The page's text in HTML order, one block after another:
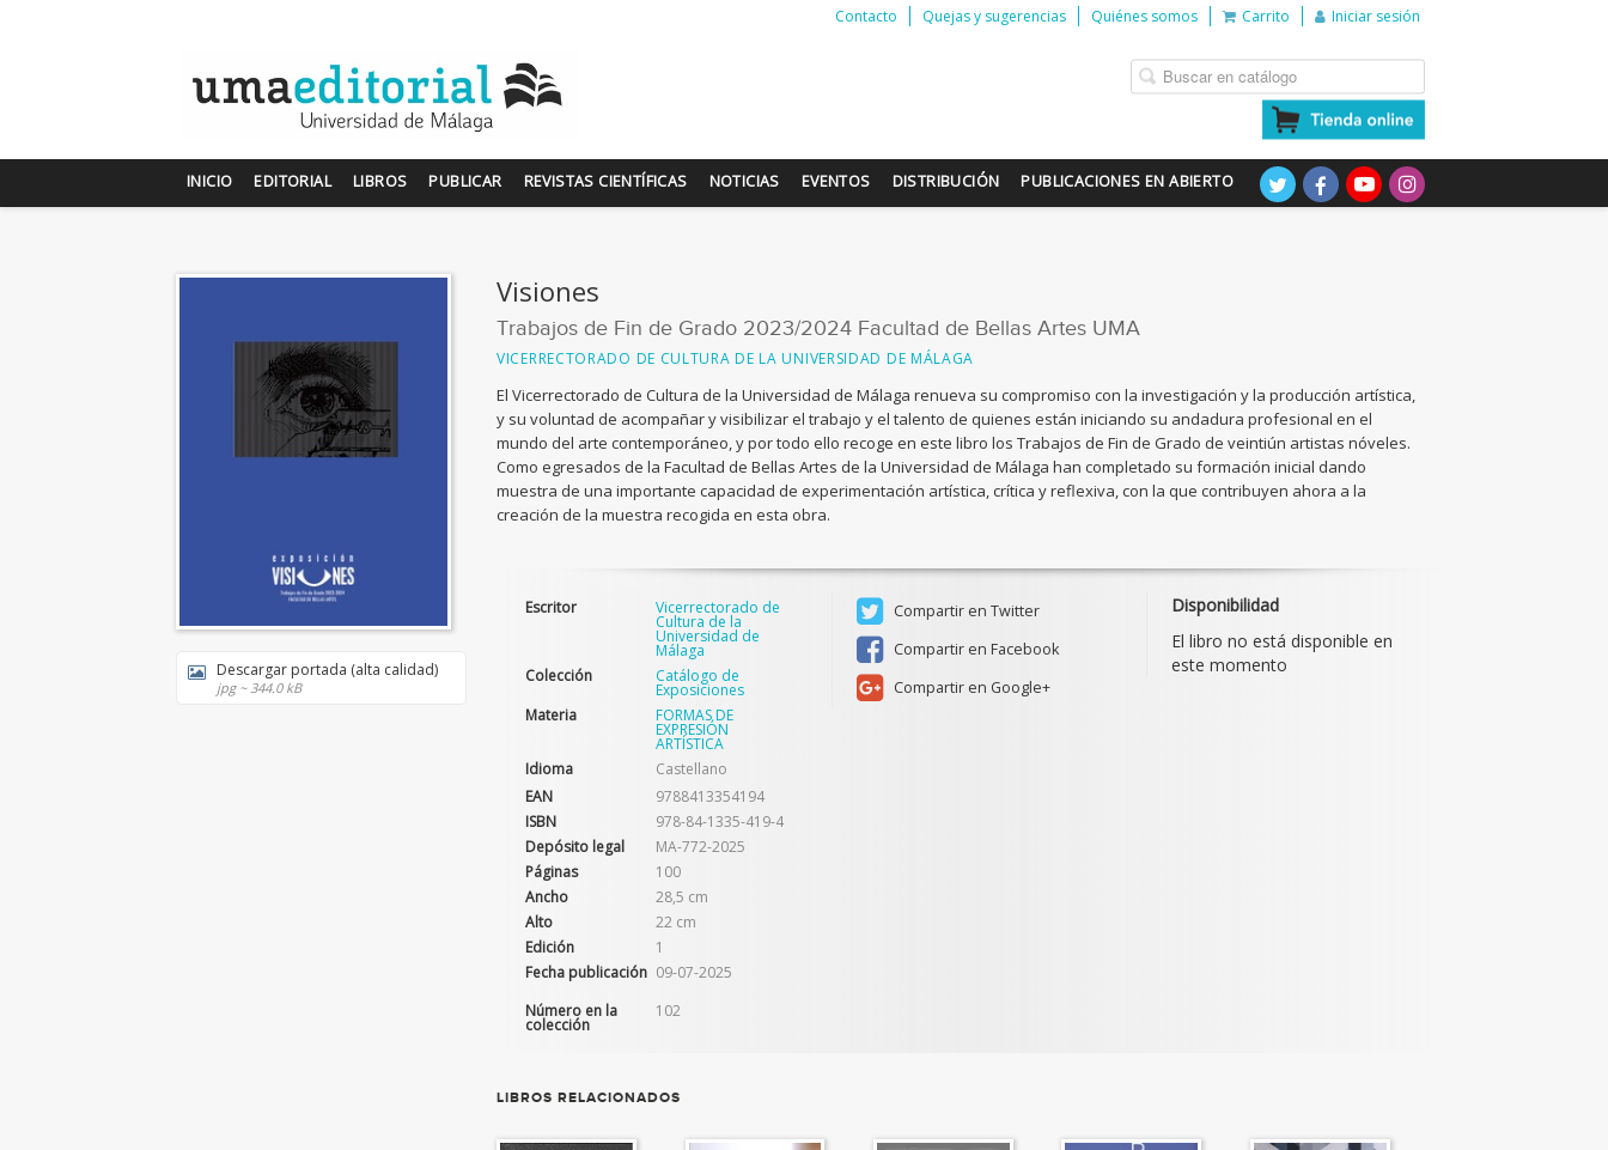
Contacto Quejas y sugerencias Quiénes somos Carrito Iniciar sesión
INICIO EDITORIAL LIBROS PUBLICAR REVISTAS CIENTÍFICAS NOTICIAS EVENTOS DISTRIBUCIÓN PUBLICACIONES EN ABIERTO
Descargar portada (alta calidad)
jpg ~ 344.0 kB
Visiones
Trabajos de Fin de Grado 2023/2024 Facultad de Bellas Artes UMA
VICERRECTORADO DE CULTURA DE LA UNIVERSIDAD DE MÁLAGA
El Vicerrectorado de Cultura de la Universidad de Málaga renueva su compromiso con la investigación y la producción artística,
y su voluntad de acompañar y visibilizar el trabajo y el talento de quienes están iniciando su andadura profesional en el
mundo del arte contemporáneo, y por todo ello recoge en este libro los Trabajos de Fin de Grado de veintiún artistas nóveles.
Como egresados de la Facultad de Bellas Artes de la Universidad de Málaga han completado su formación inicial dando
muestra de una importante capacidad de experimentación artística, crítica y reflexiva, con la que contribuyen ahora a la
creación de la muestra recogida en esta obra.
Escritor Vicerrectorado de
Cultura de la
Universidad de
Málaga
Colección
Catálogo de
Exposiciones
Materia
FORMAS DE
EXPRESIÓN
ARTÍSTICA
Idioma
Castellano
EAN
9788413354194
ISBN
978-84-1335-419-4
Depósito legal
MA-772-2025
Páginas
100
Ancho
28,5 cm
Alto
22 cm
Edición
1
Fecha publicación 09-07-2025
Número en la
colección
102
Compartir en Twitter
Compartir en Facebook
Compartir en Google+
Disponibilidad
El libro no está disponible en
este momento
LIBROS RELACIONADOS